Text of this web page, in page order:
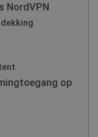
NordVPN
op